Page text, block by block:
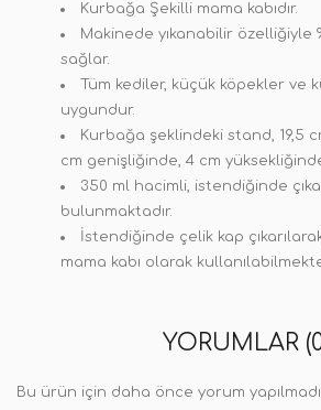
Kurbağa Şekilli mama kabıdır.
Makinede yıkanabilir özelliğiyle
sağlar.
Tüm kediler, küçük köpekler ve
uygundur.
Kurbağa şeklindeki stand, 19,5
cm genişliğinde, 4 cm
350 ml hacimli, istendiğinde
bulunmaktadır.
İstendiğinde çelik kap
mama kabı olarak
YORUMLAR
Bu ürün için daha önce yorum